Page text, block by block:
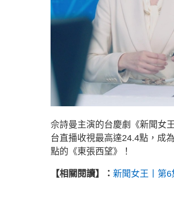
佘詩曼主演的台慶劇《新聞女
台直播收視最高達24.4點，成
點的《東張西望》！
【相關閱讀】： 新聞女王丨第